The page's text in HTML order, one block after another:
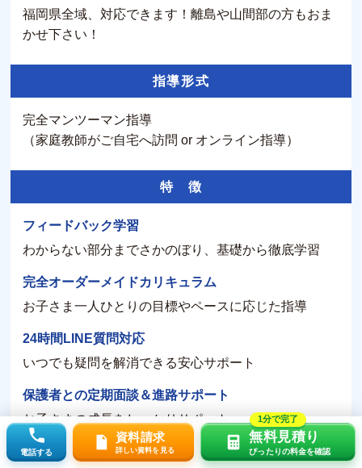
福岡県全域、対応できます！離島や山間部の方もおま
かせ下さい！
指導形式
完全マンツーマン指導
（家庭教師がご自宅へ訪問 or オンライン指導）
特 徴
フィードバック学習
わからない部分までさかのぼり、基礎から徹底学習
完全オーダーメイドカリキュラム
お子さま一人ひとりの目標やペースに応じた指導
24時間LINE質問対応
いつでも疑問を解消できる安心サポート
保護者との定期面談＆進路サポート
お子さまの成長をしっかりサポート
志望校の無料カウンセリング
電話する
資料請求
詳しい資料を見る
1分で完了
無料見積り
ぴったりの料金を確認